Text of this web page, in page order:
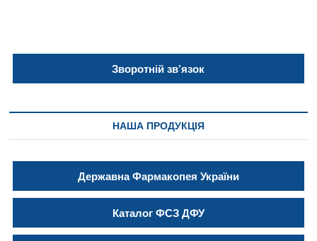
Зворотній зв’язок
НАША ПРОДУКЦІЯ
Державна Фармакопея України
Каталог ФСЗ ДФУ